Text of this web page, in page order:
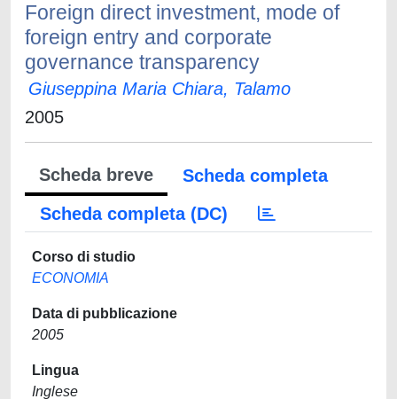
Foreign direct investment, mode of
foreign entry and corporate
governance transparency
Giuseppina Maria Chiara, Talamo
2005
Scheda breve
Scheda completa
Scheda completa (DC)
Corso di studio
ECONOMIA
Data di pubblicazione
2005
Lingua
Inglese